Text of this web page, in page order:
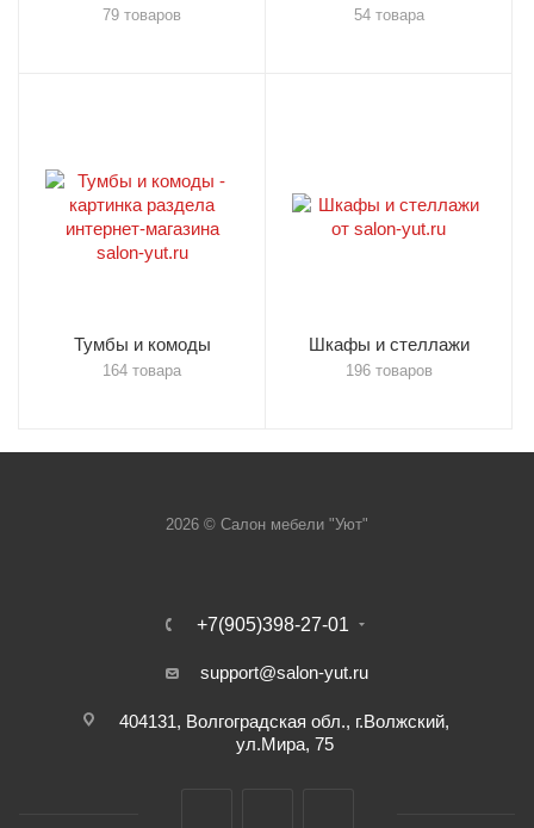
79 товаров 54 товара
Тумбы и комоды
164 товара
Шкафы и стеллажи
196 товаров
2026 © Салон мебели "Уют"
+7(905)398-27-01
support@salon-yut.ru
404131, Волгоградская обл., г.Волжский,
ул.Мира, 75